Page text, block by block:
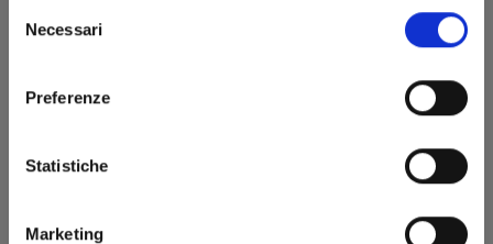
delNecessari
Preferenze
Statistiche
Marketing